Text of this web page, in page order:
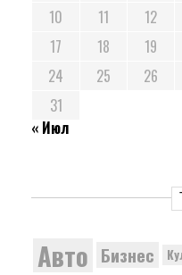
10
11 12
17
18 19
24
25 26
31
« Июл
Авто Бизнес